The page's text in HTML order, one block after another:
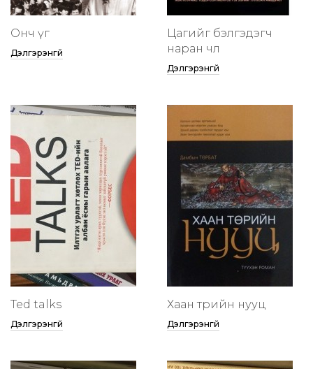
Онч үг
Дэлгэрэнгүй
Цагийг бэлгэдэгч
наран чөлөө
Дэлгэрэнгүй
Ted talks
Дэлгэрэнгүй
Хаан төрийн нууц
Дэлгэрэнгүй